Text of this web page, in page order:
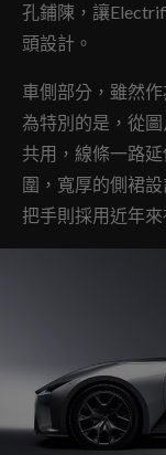
孔鋪陳，讓
頭設計。
車側部分，雖然
為特別的是，從
共用，線條一路
圍，寬厚的側裙
把手則採用近年